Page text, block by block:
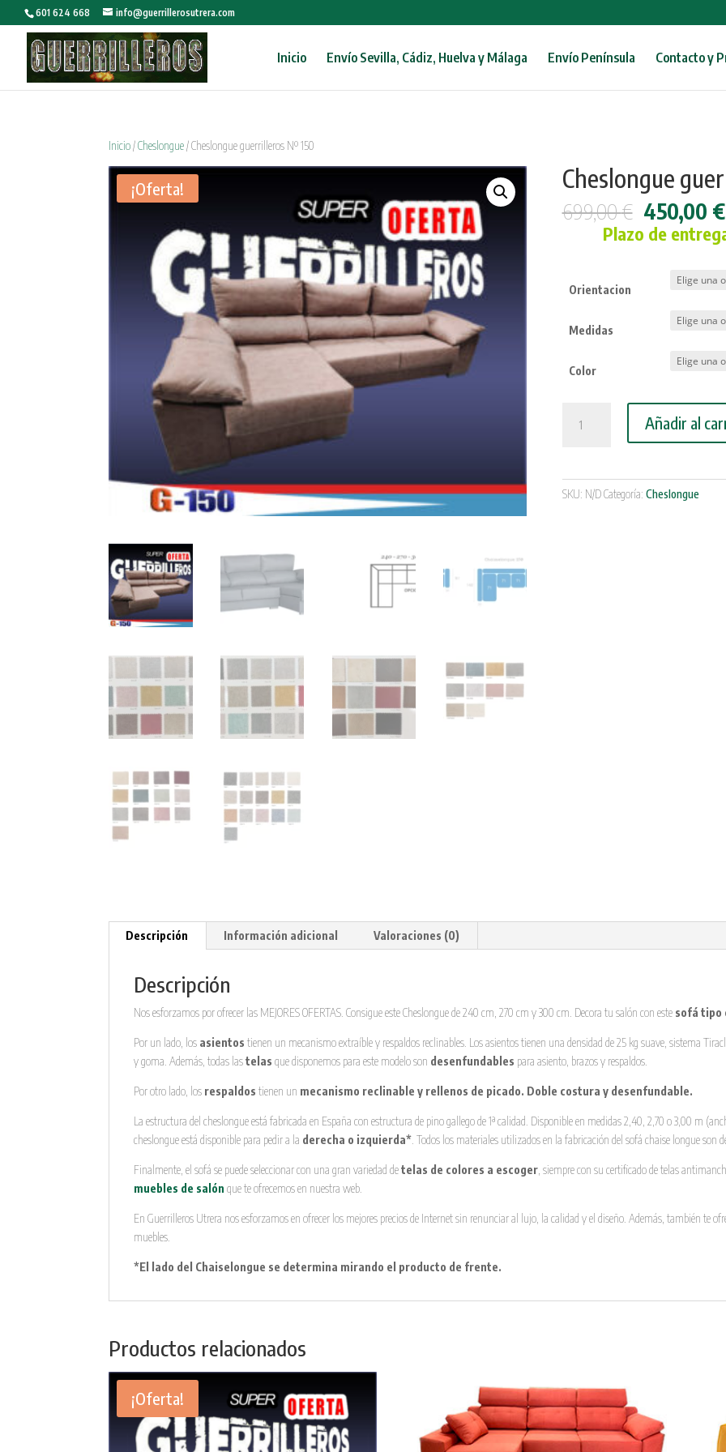
601 624 668 info@guerrillerosutrera.com
Inicio Envío Sevilla, Cádiz, Huelva y Málaga Envío Península Contacto y
Inicio/Cheslongue/ Cheslongue guerrilleros Nº 150
¡Oferta! Cheslongue
699,00€ El
precio
original
699,00 €.
450,00 €
Plazo de
Orientacion
Medidas
Color
guerrilleros
cantidad
Añadir al
SKU: N/D Categoría: Cheslongue
Descripción Información adicional Valoraciones (0)
Descripción
Nos esforzamos por ofrecer las MEJORES OFERTAS. Consigue este Cheslongue de 240 cm, 270 cm y 300 cm. Decora tu salón con este sofá tipo
Por un lado, los asientos tienen un mecanismo extraíble y respaldos reclinables. Los asientos tienen una densidad de 25 kg suave, sistema
y goma. Además, todas lastelas que disponemos para este modelo son desenfundables para asiento, brazos y respaldos.
Por otro lado, los respaldos tienen un mecanismo reclinable y rellenos de picado. Doble costura y desenfundable.
La estructura del cheslongue está fabricada en España con estructura de pino gallego de 1ª calidad. Disponible en medidas 2,40, 2,70 o 3,00 m
cheslongue está disponible para pedir a la derecha o izquierda* . Todos los materiales utilizados en la fabricación del sofá chaise longue son
Finalmente, el sofá se puede seleccionar con una gran variedad detelas de colores a escoger , siempre con su certificado de telas
muebles de salón que te ofrecemos en nuestra web.
En Guerrilleros Utrera nos esforzamos en ofrecer los mejores precios de Internet sin renunciar al lujo, la calidad y el diseño. Además, también te
muebles.
*El lado del Chaiselongue se determina mirando el producto de frente.
Productos relacionados
¡Oferta!